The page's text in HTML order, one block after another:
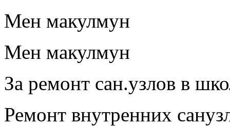
Мен макулмун
Мен макулмун
За ремонт сан.узлов в
Ремонт внутренних